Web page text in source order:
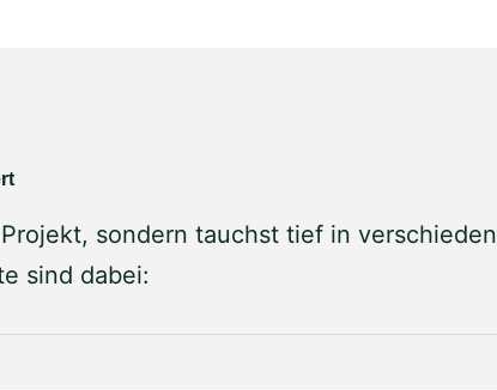
sondern tauchst tief in
sind dabei: